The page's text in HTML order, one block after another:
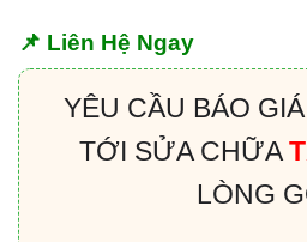
📌 Liên Hệ Ngay
YÊU CẦU BÁO
TỚI SỬA CHỮA
LÒNG